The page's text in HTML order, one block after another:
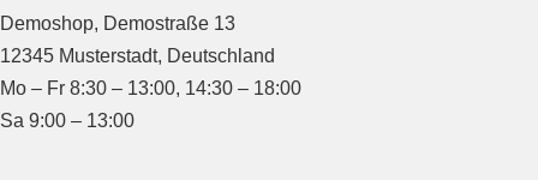
Demoshop, Demostraße 13
12345 Musterstadt, Deutschland
Mo – Fr 8:30 – 13:00, 14:30 – 18:00
Sa 9:00 – 13:00